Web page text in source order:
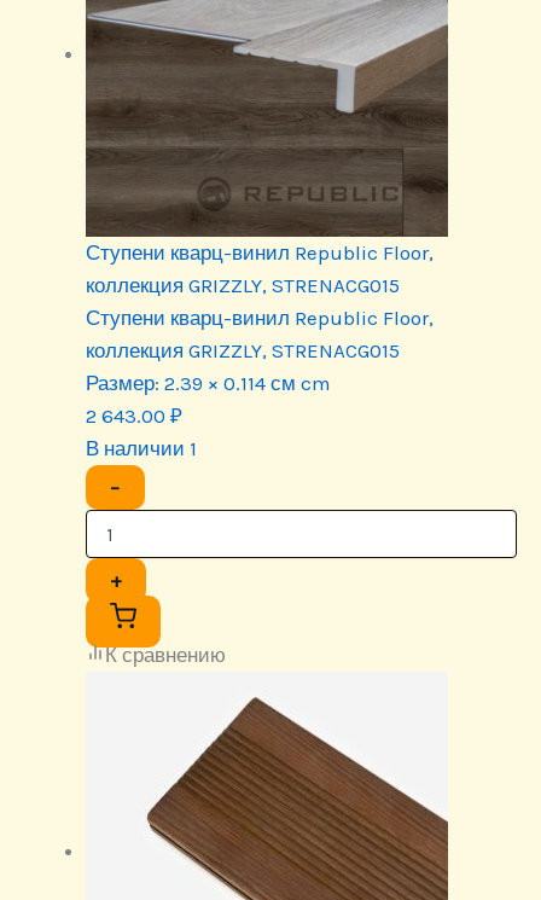
Ступени кварц-винил Republic Floor,
коллекция GRIZZLY, STRENACG015
Ступени кварц-винил Republic Floor,
коллекция GRIZZLY, STRENACG015
Размер: 2.39 × 0.114 см cm
2 643.00 ₽
В наличии 1
−
+
К сравнению